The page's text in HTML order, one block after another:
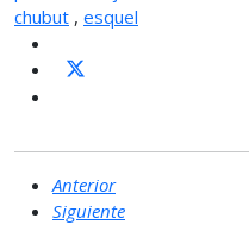
chubut , esquel
Anterior
Siguiente